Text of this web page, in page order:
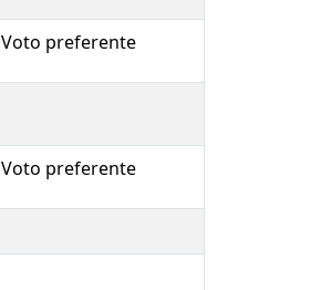
Voto preferente
Voto preferente